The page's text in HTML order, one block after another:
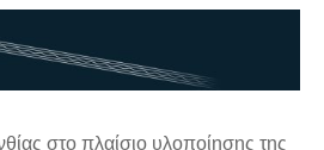
στο πλαίσιο υλοποίησης της